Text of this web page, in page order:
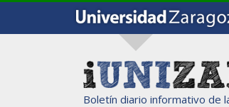
Boletín diario informativo de